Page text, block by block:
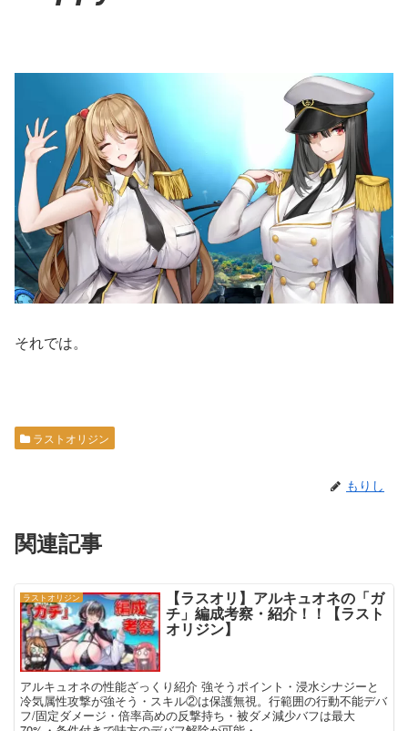
それでは。
ラストオリジン
もりし
関連記事
ラストオリジン 【ラスオリ】アルキュオネの「ガ
チ」編成考察・紹介！！【ラスト
オリジン】
アルキュオネの性能ざっくり紹介 強そうポイント・浸水シナジーと
冷気属性攻撃が強そう・スキル②は保護無視。行範囲の行動不能デバ
フ/固定ダメージ・倍率高めの反撃持ち・被ダメ減少バフは最大